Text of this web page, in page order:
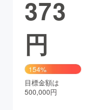
チャレンジ
Creation
ya コミュニティ
373
円
154%
目標金額は
500,000円